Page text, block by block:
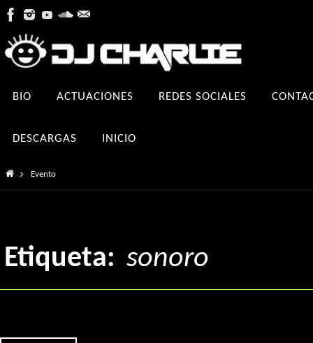
contenido
BIO ACTUACIONES REDES SOCIALES
DESCARGAS INICIO
InicioEvento
Etiqueta: sonoro